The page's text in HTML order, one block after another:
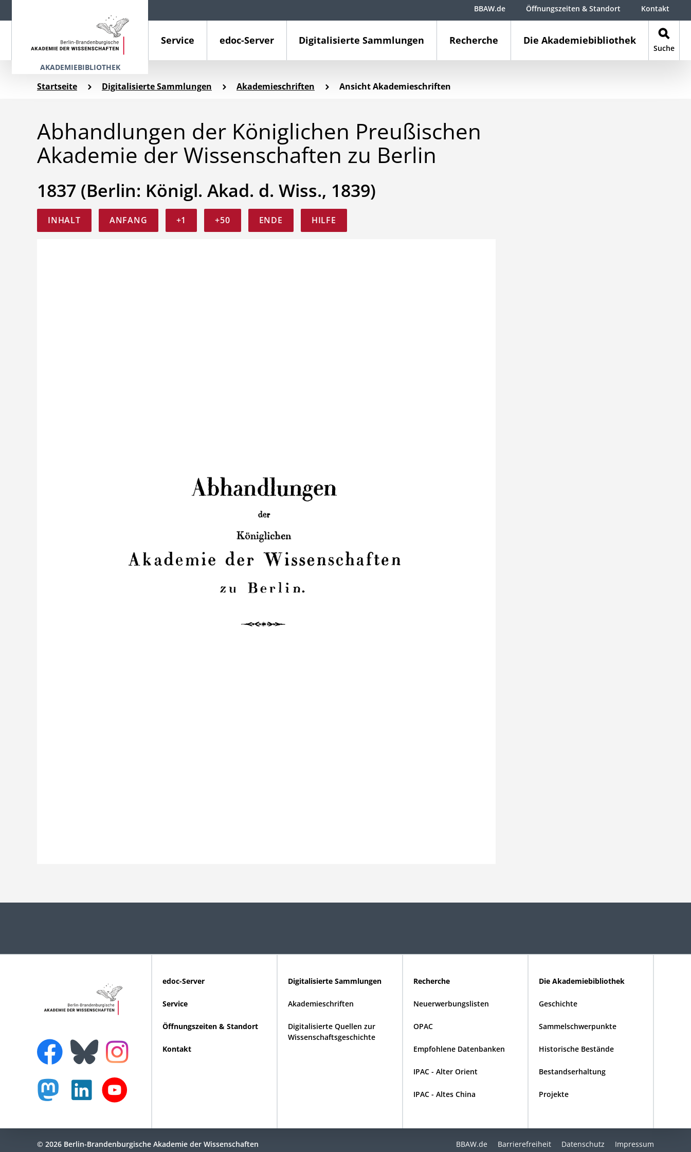
AKADEMIEBIBLIOTHEK
Service edoc-Server Digitalisierte Sammlungen Recherche Die Akademiebibliothek
Suche
BBAW.de Öffnungszeiten & Standort Kontakt
Startseite Digitalisierte Sammlungen Akademieschriften Ansicht Akademieschriften
Abhandlungen der Königlichen Preußischen
Akademie der Wissenschaften zu Berlin
1837 (Berlin: Königl. Akad. d. Wiss., 1839)
INHALT ANFANG +1 +50 ENDE HILFE
edoc-Server
Service
Öffnungszeiten & Standort
Kontakt
Digitalisierte Sammlungen
Akademieschriften
Digitalisierte Quellen zur
Wissenschaftsgeschichte
Recherche
Neuerwerbungslisten
OPAC
Empfohlene Datenbanken
IPAC - Alter Orient
IPAC - Altes China
Die Akademiebibliothek
Geschichte
Sammelschwerpunkte
Historische Bestände
Bestandserhaltung
Projekte
BBAW.de Barrierefreiheit Datenschutz Impressum
© 2026 Berlin-Brandenburgische Akademie der Wissenschaften